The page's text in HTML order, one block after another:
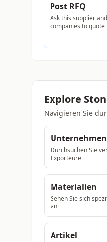
Post RFQ
Ask this supplier
companies to quote
Explore
Navigieren Sie
Unternehmen
Durchsuchen Sie
Exporteure
Materialien
Sehen Sie sich
an
Artikel